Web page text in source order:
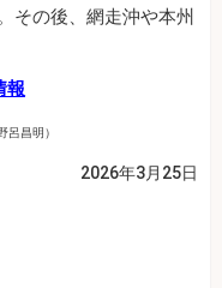
その後、網走沖や本州
報
呂昌明）
2026年3月25日